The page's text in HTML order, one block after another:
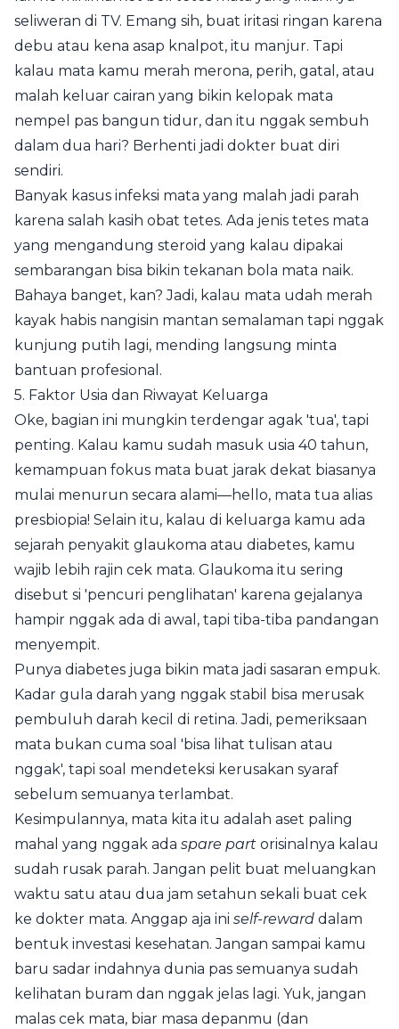
seliweran di TV. Emang sih, buat iritasi ringan karena
debu atau kena asap knalpot, itu manjur. Tapi
kalau mata kamu merah merona, perih, gatal, atau
malah keluar cairan yang bikin kelopak mata
nempel pas bangun tidur, dan itu nggak sembuh
dalam dua hari? Berhenti jadi dokter buat diri
sendiri.
Banyak kasus infeksi mata yang malah jadi parah
karena salah kasih obat tetes. Ada jenis tetes mata
yang mengandung steroid yang kalau dipakai
sembarangan bisa bikin tekanan bola mata naik.
Bahaya banget, kan? Jadi, kalau mata udah merah
kayak habis nangisin mantan semalaman tapi nggak
kunjung putih lagi, mending langsung minta
bantuan profesional.
5. Faktor Usia dan Riwayat Keluarga
Oke, bagian ini mungkin terdengar agak 'tua', tapi
penting. Kalau kamu sudah masuk usia 40 tahun,
kemampuan fokus mata buat jarak dekat biasanya
mulai menurun secara alami—hello, mata tua alias
presbiopia! Selain itu, kalau di keluarga kamu ada
sejarah penyakit glaukoma atau diabetes, kamu
wajib lebih rajin cek mata. Glaukoma itu sering
disebut si 'pencuri penglihatan' karena gejalanya
hampir nggak ada di awal, tapi tiba-tiba pandangan
menyempit.
Punya diabetes juga bikin mata jadi sasaran empuk.
Kadar gula darah yang nggak stabil bisa merusak
pembuluh darah kecil di retina. Jadi, pemeriksaan
mata bukan cuma soal 'bisa lihat tulisan atau
nggak', tapi soal mendeteksi kerusakan syaraf
sebelum semuanya terlambat.
Kesimpulannya, mata kita itu adalah aset paling
mahal yang nggak ada spare part orisinalnya kalau
sudah rusak parah. Jangan pelit buat meluangkan
waktu satu atau dua jam setahun sekali buat cek
ke dokter mata. Anggap aja ini self-reward dalam
bentuk investasi kesehatan. Jangan sampai kamu
baru sadar indahnya dunia pas semuanya sudah
kelihatan buram dan nggak jelas lagi. Yuk, jangan
malas cek mata, biar masa depanmu (dan